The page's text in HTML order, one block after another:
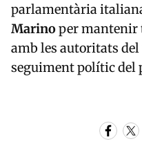
parlamentària
Marinoper mantenir
amb les autoritats
seguiment polític del